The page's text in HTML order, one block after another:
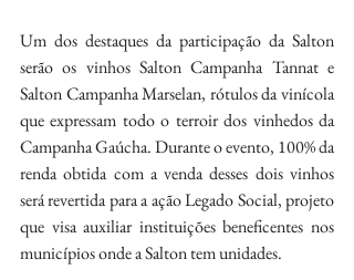
Um dos destaques da participação da Salton
serão os vinhos Salton Campanha Tannat e
Salton Campanha Marselan, rótulos da vinícola
que expressam todo o terroir dos vinhedos da
Campanha Gaúcha. Durante o evento, 100% da
renda obtida com a venda desses dois vinhos
será revertida para a ação Legado Social, projeto
que visa auxiliar instituições beneficentes nos
municípios onde a Salton tem unidades.